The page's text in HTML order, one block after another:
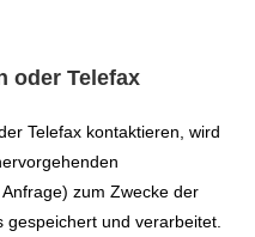
oder Telefax
Telefax kontaktieren, wird
zum Zwecke der
und verarbeitet.